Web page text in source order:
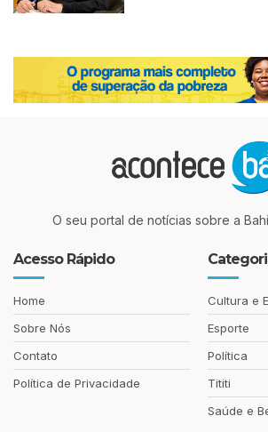
O seu portal de notícias sobre a
Acesso Rápido
Home
Sobre Nós
Contato
Política de Privacidade
Cultura e
Esporte
Política
Tititi
Saúde e